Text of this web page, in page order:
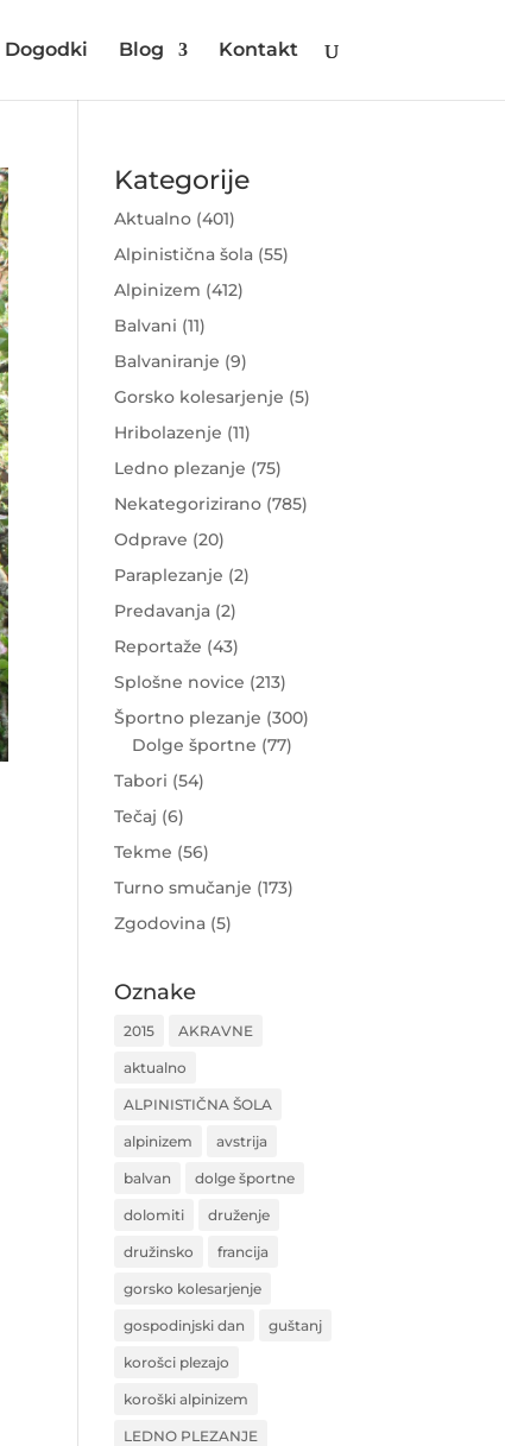
Dogodki Blog Kontakt
Kategorije
Aktualno (401)
Alpinistična šola (55)
Alpinizem (412)
Balvani (11)
Balvaniranje (9)
Gorsko kolesarjenje (5)
Hribolazenje (11)
Ledno plezanje (75)
Nekategorizirano (785)
Odprave (20)
Paraplezanje (2)
Predavanja (2)
Reportaže (43)
Splošne novice (213)
Športno plezanje (300)
Dolge športne (77)
Tabori (54)
Tečaj (6)
Tekme (56)
Turno smučanje (173)
Zgodovina (5)
Oznake
2015 AKRAVNE
aktualno
ALPINISTIČNA ŠOLA
alpinizem avstrija
balvan dolge športne
dolomiti druženje
družinsko francija
gorsko kolesarjenje
gospodinjski dan guštanj
korošci plezajo
koroški alpinizem
LEDNO PLEZANJE